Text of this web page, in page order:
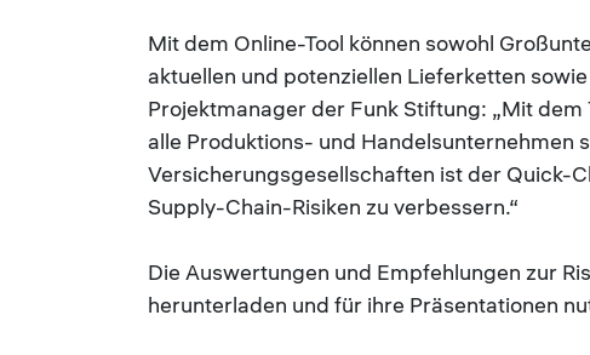
Mit dem Online-Tool können sowohl
aktuellen und potenziellen Lieferketten
Projektmanager der Funk Stiftung: „Mit
alle Produktions- und Handelsunternehmen
Versicherungsgesellschaften ist der Quick-
Supply-Chain-Risiken zu verbessern.“
Die Auswertungen und Empfehlungen zur
herunterladen und für ihre Präsentationen